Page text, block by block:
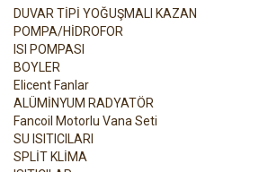
DUVAR TİPİ YOĞUŞMALI KAZAN
POMPA/HİDROFOR
ISI POMPASI
BOYLER
Elicent Fanlar
ALÜMİNYUM RADYATÖR
Fancoil Motorlu Vana Seti
SU ISITICILARI
SPLİT KLİMA